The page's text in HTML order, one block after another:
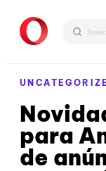
para
de